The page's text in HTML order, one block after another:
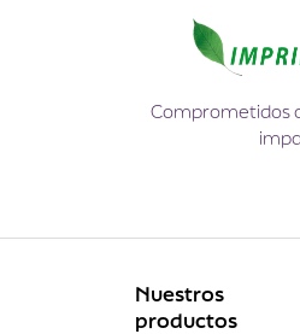
Comprometidos
Nuestros
productos